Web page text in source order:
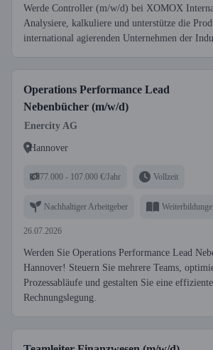
Werde Controller (m/w/d) bei XOMOX
Analysiere, kalkuliere und unterstütze die
international agierenden Unternehmen der
Operations Performance Lead
Nebenbücher (m/w/d)
Enercity AG
Hannover
77.000 - 107.000 €/Jahr Vollzeit
Nachhaltiger Arbeitgeber
26.07.2026
Werden Sie Operations Performance Lead
Hannover! Steuern Sie mehrere Teams,
Prozessabläufe und gestalten Sie eine
Rechnungslegung.